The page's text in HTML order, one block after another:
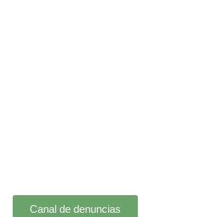
Canal de denuncias